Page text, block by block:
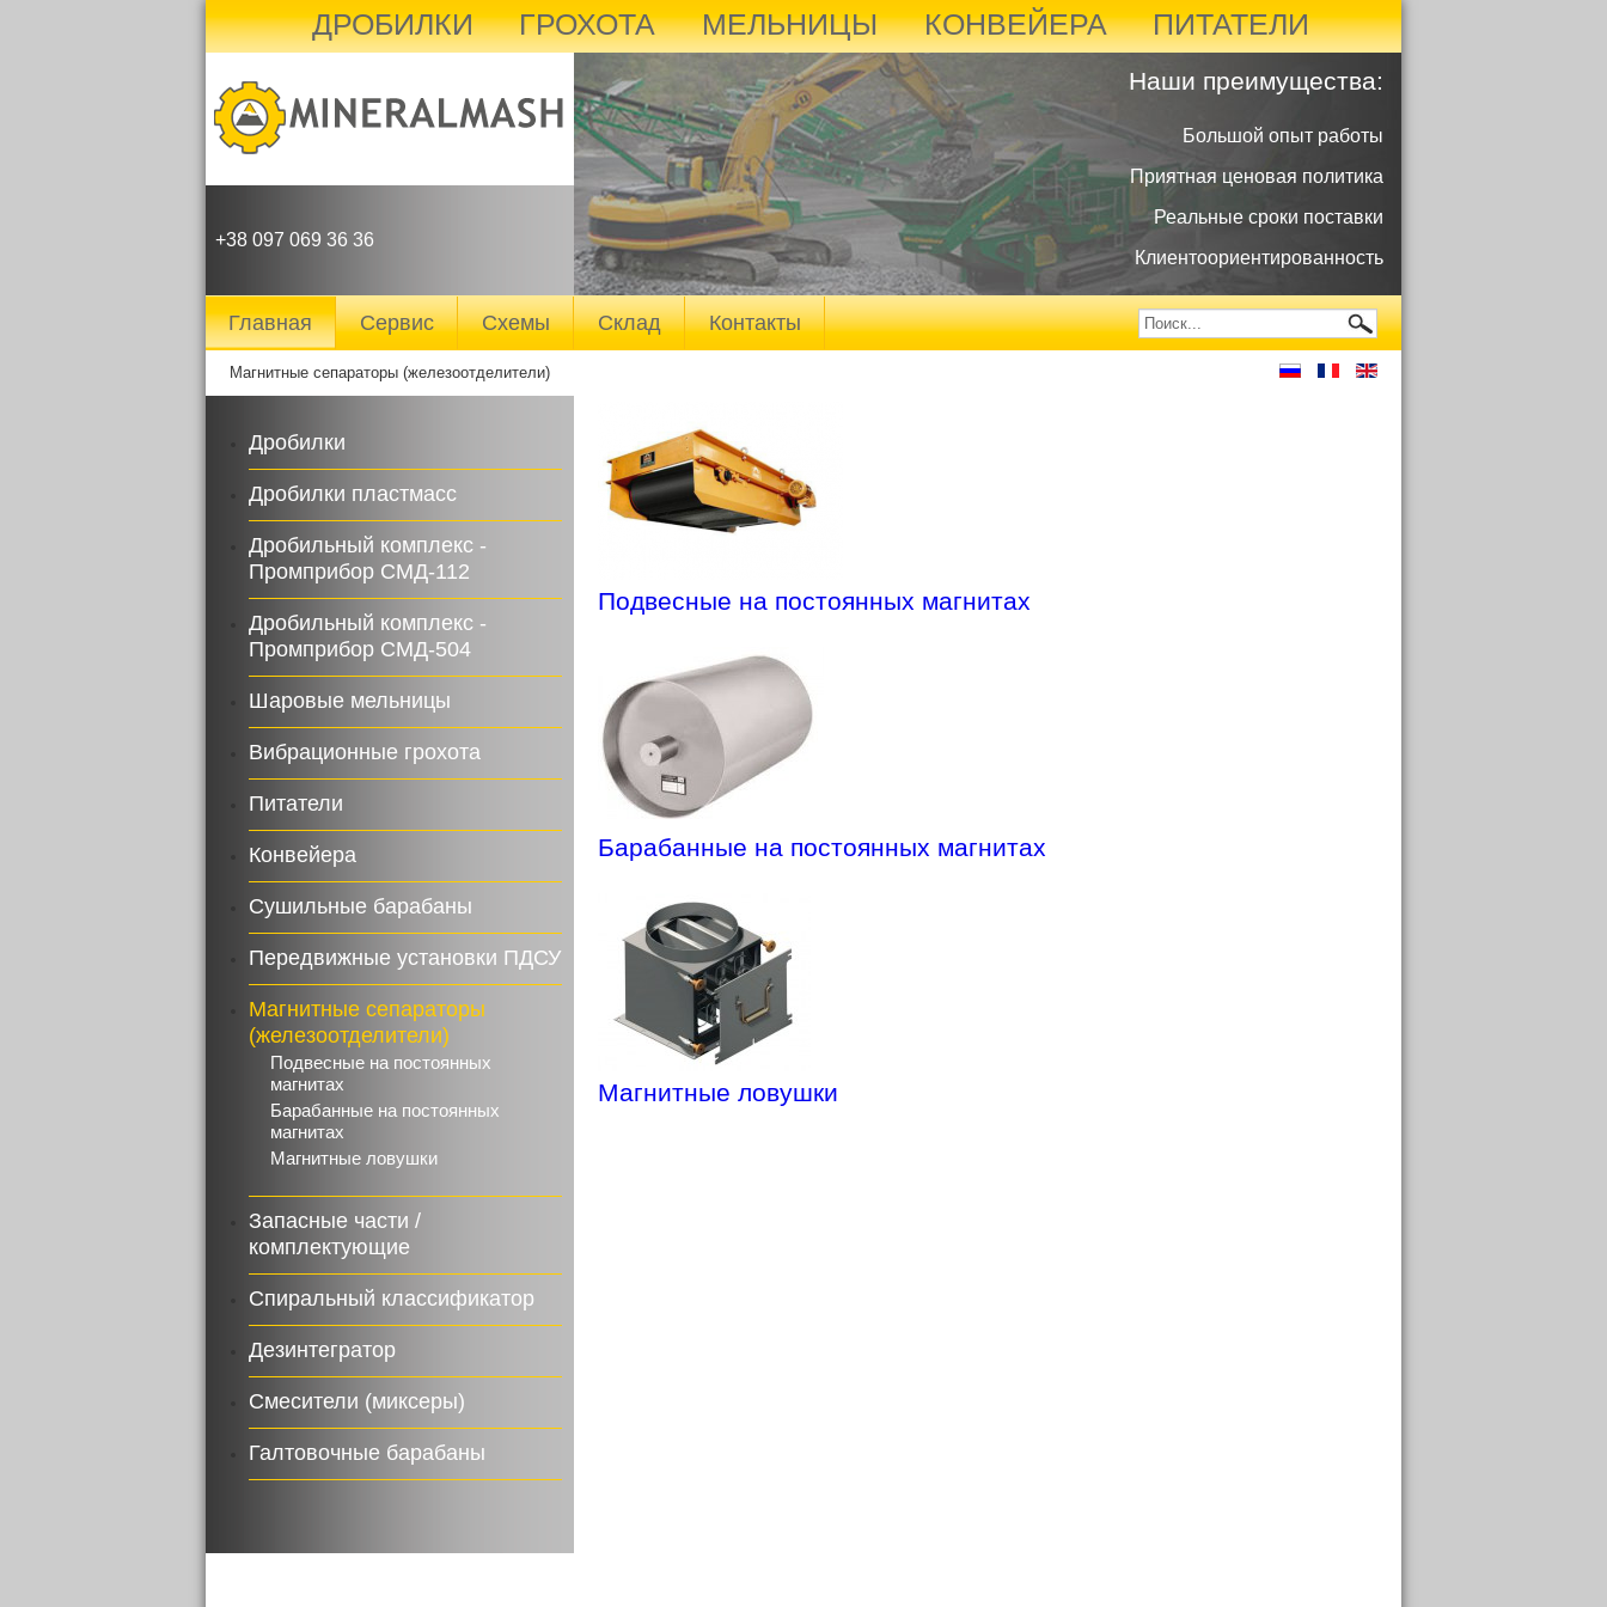
ДРОБИЛКИ ГРОХОТА МЕЛЬНИЦЫ КОНВЕЙЕРА ПИТАТЕЛИ
Наши преимущества:
Большой опыт работы
Приятная ценовая политика
Реальные сроки поставки
Клиентоориентированность
+38 097 069 36 36
Главная Сервис Схемы Склад Контакты
Магнитные сепараторы (железоотделители)
Дробилки
Дробилки пластмасс
Дробильный комплекс -
Промприбор СМД-112
Дробильный комплекс -
Промприбор СМД-504
Шаровые мельницы
Вибрационные грохота
Питатели
Конвейера
Сушильные барабаны
Передвижные установки ПДСУ
Магнитные сепараторы
(железоотделители)
Подвесные на постоянных
магнитах
Барабанные на постоянных
магнитах
Магнитные ловушки
Запасные части /
комплектующие
Спиральный классификатор
Дезинтегратор
Смесители (миксеры)
Галтовочные барабаны
Подвесные на постоянных магнитах
Барабанные на постоянных магнитах
Магнитные ловушки